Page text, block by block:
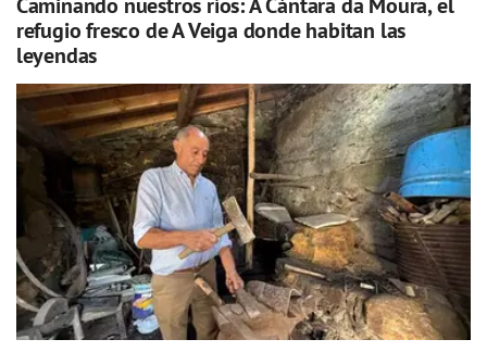
refugio fresco de A Veiga donde habitan las
leyendas